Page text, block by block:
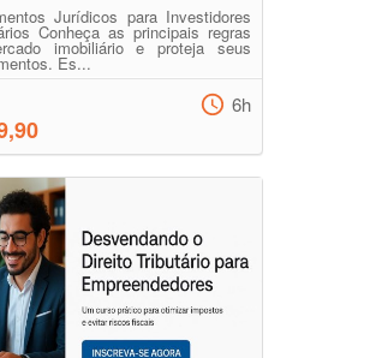
Jurídicos para Investidores
Conheça as principais regras
imobiliário e proteja seus
Es...
6h